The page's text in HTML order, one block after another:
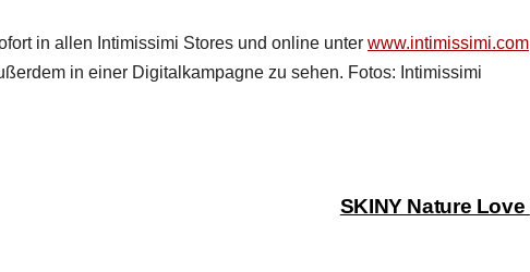
in allen Intimis­si­mi Stores und online unter www.intimissimi.com
in ein­er Dig­italk­a­m­pagne zu sehen. Fotos: Intimis­si­mi
SKINY Nature Love